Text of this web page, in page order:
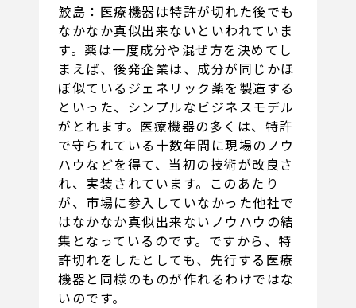
鮫島：医療機器は特許が切れた後でも
なかなか真似出来ないといわれていま
す。薬は一度成分や混ぜ方を決めてし
まえば、後発企業は、成分が同じかほ
ぼ似ているジェネリック薬を製造する
といった、シンプルなビジネスモデル
がとれます。医療機器の多くは、特許
で守られている十数年間に現場のノウ
ハウなどを得て、当初の技術が改良さ
れ、実装されています。このあたり
が、市場に参入していなかった他社で
はなかなか真似出来ないノウハウの結
集となっているのです。ですから、特
許切れをしたとしても、先行する医療
機器と同様のものが作れるわけではな
いのです。